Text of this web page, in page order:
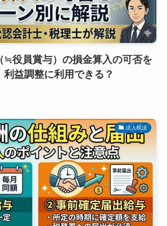
≒役員賞与）の損金算入の可否を
益調整に利用できる？
法人税法